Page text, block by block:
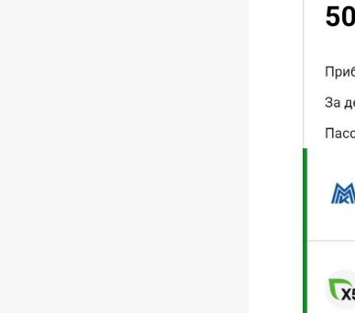
купон
купон
купон
купон
купон
✅ 10
❗️Не